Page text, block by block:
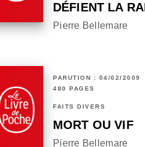
DÉFIENT LA
Pierre Bellemare
PARUTION : 04/02/2009
480 PAGES
FAITS DIVERS
MORT OU VIF
Pierre Bellemare